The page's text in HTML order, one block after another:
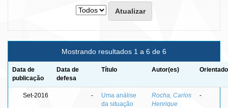
Mostrando resultados 1 a 6 de 6
Data de
publicação
Data de
defesa
Título Autor(es)
Set-2016 -
Uma análise
da situação
Rocha, Carlos
Henrique
-